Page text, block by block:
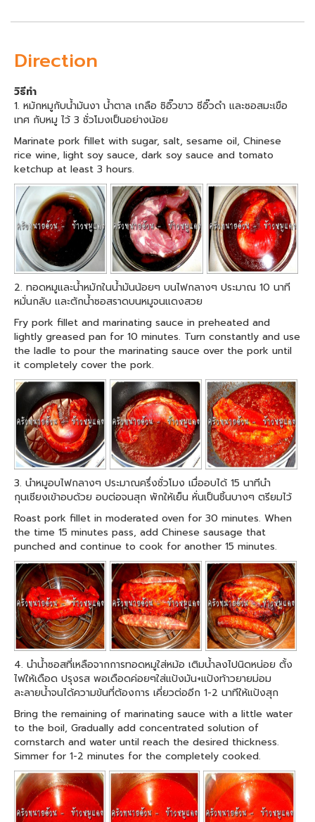
Direction
วิธีทำ
1. หมักหมูกับน้ำมันงา น้ำตาล เกลือ ซิอิ๊วขาว ซีอิ๊วดำ และซอสมะเขือ
เทศ กับหมู ไว้ 3 ชั่วโมงเป็นอย่างน้อย
Marinate pork fillet with sugar, salt, sesame oil, Chinese
rice wine, light soy sauce, dark soy sauce and tomato
ketchup at least 3 hours.
2. ทอดหมูและน้ำหมักในน้ำมันน้อยๆ บนไฟกลางๆ ประมาณ 10 นาที
หมั่นกลับ และตักน้ำซอสราดบนหมูจนแดงสวย
Fry pork fillet and marinating sauce in preheated and
lightly greased pan for 10 minutes. Turn constantly and use
the ladle to pour the marinating sauce over the pork until
it completely cover the pork.
3. นำหมูอบไฟกลางๆ ประมาณครึ่งชั่วโมง เมื่ออบได้ 15 นาทีนำ
กุนเชียงเข้าอบด้วย อบต่อจนสุก พักให้เย็น หั่นเป็นชิ้นบางๆ ตรียมไว้
Roast pork fillet in moderated oven for 30 minutes. When
the time 15 minutes pass, add Chinese sausage that
punched and continue to cook for another 15 minutes.
4. นำน้ำซอสที่เหลือจากการทอดหมูใส่หม้อ เติมน้ำลงไปนิดหน่อย ตั้ง
ไฟให้เดือด ปรุงรส พอเดือดค่อยๆใส่แป้งมัน+แป้งท้าวยายม่อม
ละลายน้ำจนได้ความข้นที่ต้องการ เคี่ยวต่ออีก 1-2 นาทีให้แป้งสุก
Bring the remaining of marinating sauce with a little water
to the boil, Gradually add concentrated solution of
cornstarch and water until reach the desired thickness.
Simmer for 1-2 minutes for the completely cooked.